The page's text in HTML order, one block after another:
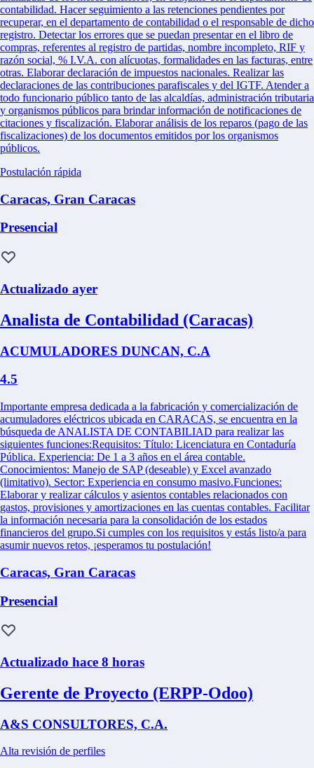
contabilidad. Hacer seguimiento a las retenciones pendientes por
recuperar, en el departamento de contabilidad o el responsable de dicho
registro. Detectar los errores que se puedan presentar en el libro de
compras, referentes al registro de partidas, nombre incompleto, RIF y
razón social, % I.V.A. con alícuotas, formalidades en las facturas, entre
otras. Elaborar declaración de impuestos nacionales. Realizar las
declaraciones de las contribuciones parafiscales y del IGTF. Atender a
todo funcionario público tanto de las alcaldías, administración tributaria
y organismos públicos para brindar información de notificaciones de
citaciones y fiscalización. Elaborar análisis de los reparos (pago de las
fiscalizaciones) de los documentos emitidos por los organismos
públicos.
Postulación rápida
Caracas, Gran Caracas
Presencial
Actualizado ayer
Analista de Contabilidad (Caracas)
ACUMULADORES DUNCAN, C.A
4.5
Importante empresa dedicada a la fabricación y comercialización de
acumuladores eléctricos ubicada en CARACAS, se encuentra en la
búsqueda de ANALISTA DE CONTABILIAD para realizar las
siguientes funciones:Requisitos: Título: Licenciatura en Contaduría
Pública. Experiencia: De 1 a 3 años en el área contable.
Conocimientos: Manejo de SAP (deseable) y Excel avanzado
(limitativo). Sector: Experiencia en consumo masivo.Funciones:
Elaborar y realizar cálculos y asientos contables relacionados con
gastos, provisiones y amortizaciones en las cuentas contables. Facilitar
la información necesaria para la consolidación de los estados
financieros del grupo.Si cumples con los requisitos y estás listo/a para
asumir nuevos retos, ¡esperamos tu postulación!
Caracas, Gran Caracas
Presencial
Actualizado hace 8 horas
Gerente de Proyecto (ERPP-Odoo)
A&S CONSULTORES, C.A.
Alta revisión de perfiles